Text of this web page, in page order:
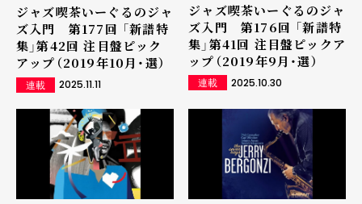
ジャズ喫茶いーぐるのジャ
ズ入門 第177回 「新譜特
集」第42回 注目盤ピック
アップ（2019年10月・選）
連載 2025.11.11
ジャズ喫茶いーぐるのジャ
ズ入門 第176回 「新譜特
集」第41回 注目盤ピックア
ップ（2019年9月・選）
連載 2025.10.30